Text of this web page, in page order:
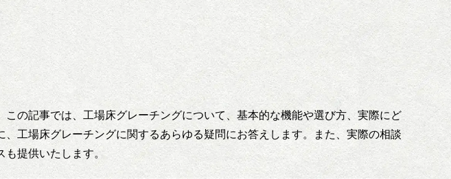
の記事では、工場床グレーチングについて、基本的な機能や選び方、実際にど
工場床グレーチングに関するあらゆる疑問にお答えします。また、実際の相談
提供いたします。